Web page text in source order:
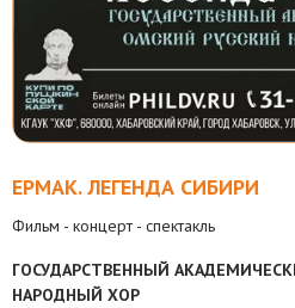
ЕРМАК. ЛЕГЕНДА СИБИРИ
Фильм - концерт - спектакль
ГОСУДАРСТВЕННЫЙ
НАРОДНЫЙ ХОР